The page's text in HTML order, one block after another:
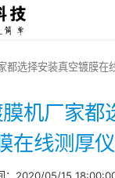
都选择安装真空镀膜在
机厂家都
在线测厚